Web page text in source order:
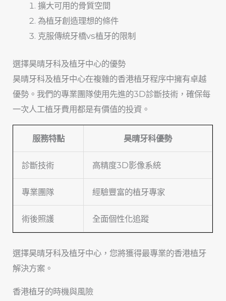
擴大可用的骨質空間
為植牙創造理想的條件
克服傳統牙橋vs植牙的限制
選擇昊晴牙科及植牙中心的優勢
昊晴牙科及植牙中心在複雜的香港植牙程序中擁有卓越
優勢。我們的專業團隊使用先進的3D診斷技術，確保每
一次人工植牙費用都是有價值的投資。
服務特點 昊晴牙科優勢
診斷技術 高精度3D影像系統
專業團隊 經驗豐富的植牙專家
術後照護 全面個性化追蹤
選擇昊晴牙科及植牙中心，您將獲得最專業的香港植牙
解決方案。
香港植牙的時機與風險